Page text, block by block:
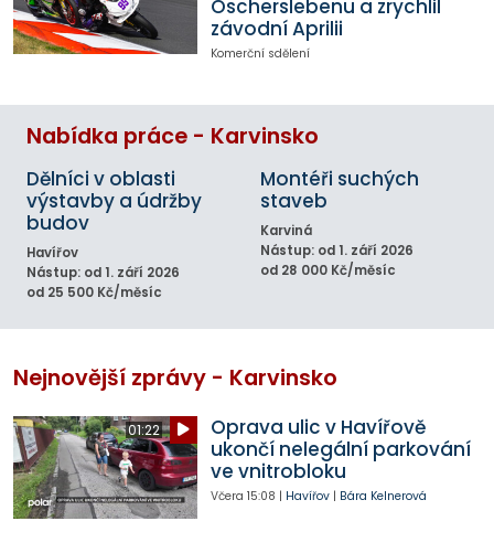
Oscherslebenu a zrychlil
závodní Aprilii
Komerční sdělení
Nabídka práce - Karvinsko
Dělníci v oblasti
výstavby a údržby
budov
Havířov
Nástup: od 1. září 2026
od 25 500 Kč/měsíc
Montéři suchých
staveb
Karviná
Nástup: od 1. září 2026
od 28 000 Kč/měsíc
Nejnovější zprávy - Karvinsko
01:22
Oprava ulic v Havířově
ukončí nelegální parkování
ve vnitrobloku
Včera 15:08 | Havířov| Bára Kelnerová